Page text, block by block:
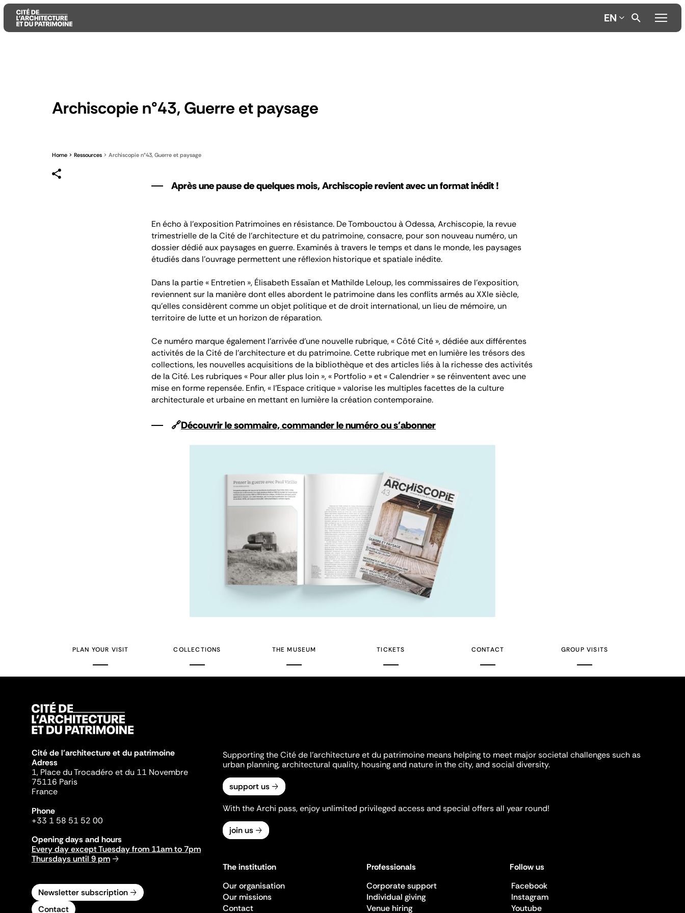
EN
Archiscopie n°43, Guerre et paysage
Home Ressources Archiscopie n°43, Guerre et paysage
Après une pause de quelques mois, Archiscopie revient avec un format inédit !
En écho à l’exposition Patrimoines en résistance. De Tombouctou à Odessa,Archiscopie, la revue
trimestrielle de la Cité de l’architecture et du patrimoine, consacre, pour son nouveau numéro, un
dossier dédié aux paysages en guerre. Examinés à travers le temps et dans le monde, les paysages
étudiés dans l’ouvrage permettent une réflexion historique et spatiale inédite.
Dans la partie « Entretien », Élisabeth Essaïan et Mathilde Leloup, les commissaires de l’exposition,
reviennent sur la manière dont elles abordent le patrimoine dans les conflits armés au XXIesiècle,
qu’elles considèrent comme un objet politique et de droit international, un lieu de mémoire, un
territoire de lutte et un horizon de réparation.
Ce numéro marque également l’arrivée d’une nouvelle rubrique, « Côté Cité », dédiée aux différentes
activités de la Cité de l’architecture et du patrimoine. Cette rubrique met en lumière les trésors des
collections, les nouvelles acquisitions de la bibliothèque et des articles liés à la richesse des activités
de la Cité. Les rubriques « Pour aller plus loin », « Portfolio » et « Calendrier » se réinventent avec une
mise en forme repensée. Enfin, « l’Espace critique » valorise les multiples facettes de la culture
architecturale et urbaine en mettant en lumière la création contemporaine.
🔗Découvrir le sommaire, commander le numéro ou s'abonner
PLAN YOUR VISIT COLLECTIONS THE MUSEUM TICKETS CONTACT GROUP VISITS
Cité de l'architecture et du patrimoine
Adress
1, Place du Trocadéro et du 11 Novembre
75116 Paris
France
Phone
+33 1 58 51 52 00
Opening days and hours
Every day except Tuesday from 11am to 7pm
Thursdays until 9 pm
Newsletter subscription
Contact
Supporting the Cité de l'architecture et du patrimoine means helping to meet major societal challenges such as
urban planning, architectural quality, housing and nature in the city, and social diversity.
support us
With the Archi pass, enjoy unlimited privileged access and special offers all year round!
join us
The institution
Our organisation
Our missions
Contact
Professionals
Corporate support
Individual giving
Venue hiring
Follow us
Facebook
Instagram
Youtube